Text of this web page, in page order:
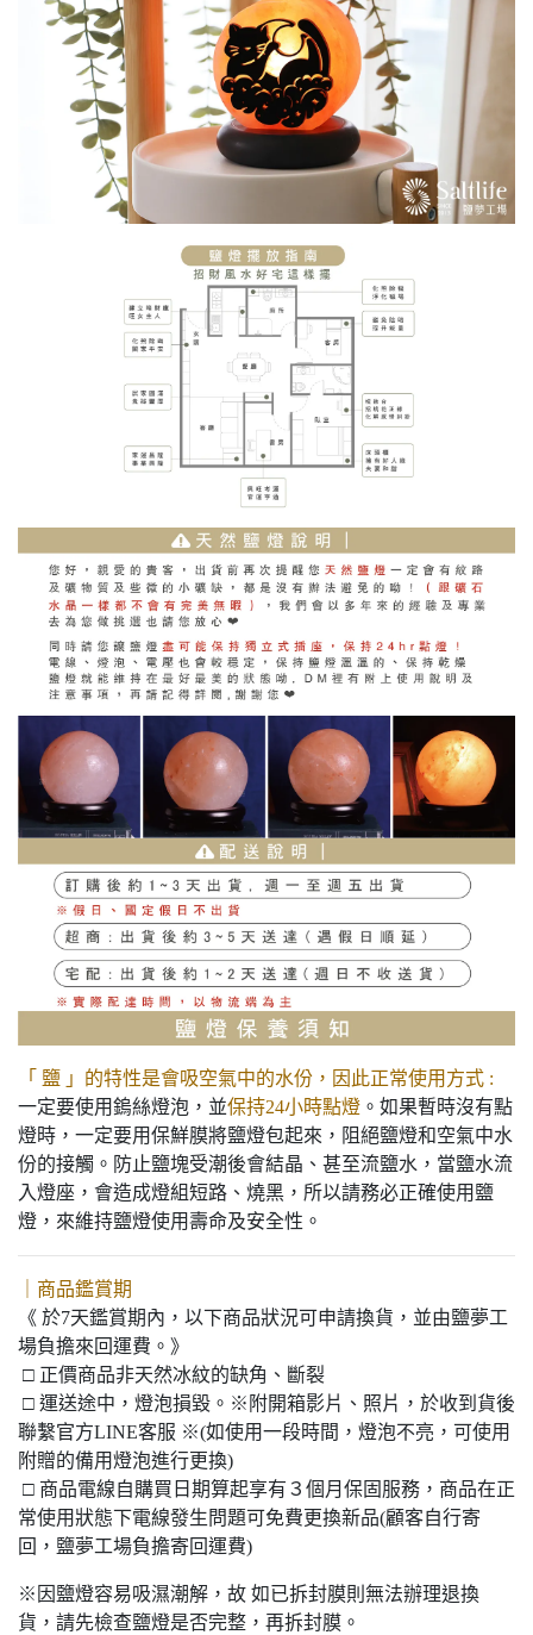
「 鹽 」的特性是會吸空氣中的水份，因此正常使用方式 :
一定要使用鎢絲燈泡，並保持24小時點燈 。如果暫時沒有點
燈時，一定要用保鮮膜將鹽燈包起來，阻絕鹽燈和空氣中水
份的接觸。防止鹽塊受潮後會結晶、甚至流鹽水，當鹽水流
入燈座，會造成燈組短路、燒黑，所以請務必正確使用鹽
燈，來維持鹽燈使用壽命及安全性。
｜商品鑑賞期
《 於7天鑑賞期內，以下商品狀況可申請換貨，並由鹽夢工
場負擔來回運費。》
□ 正價商品非天然冰紋的缺角、斷裂
□ 運送途中，燈泡損毀。※附開箱影片、照片，於收到貨後
聯繫官方LINE客服 ※(如使用一段時間，燈泡不亮，可使用
附贈的備用燈泡進行更換)
□ 商品電線自購買日期算起享有３個月保固服務，商品在正
常使用狀態下電線發生問題可免費更換新品(顧客自行寄
回，鹽夢工場負擔寄回運費)
※因鹽燈容易吸濕潮解，故 如已拆封膜則無法辦理退換
貨，請先檢查鹽燈是否完整，再拆封膜。